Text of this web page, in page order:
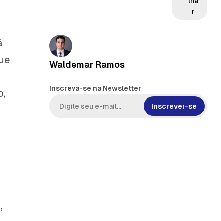
r
Waldemar Ramos
Inscreva-se na Newsletter
Inscrever-se